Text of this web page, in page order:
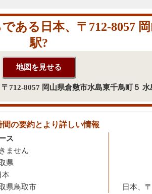
ある日本、〒712-8057
駅?
712-8057 岡山県倉敷市水島東千鳥町５
間の要約とより詳しい情報
ス
ません
県
本
県鳥取市
日本、